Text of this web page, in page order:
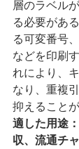
層のラベル
る必要があ
る可変番号
などを印刷
れにより、
なり、重複
抑えること
適した用途
収、流通チ